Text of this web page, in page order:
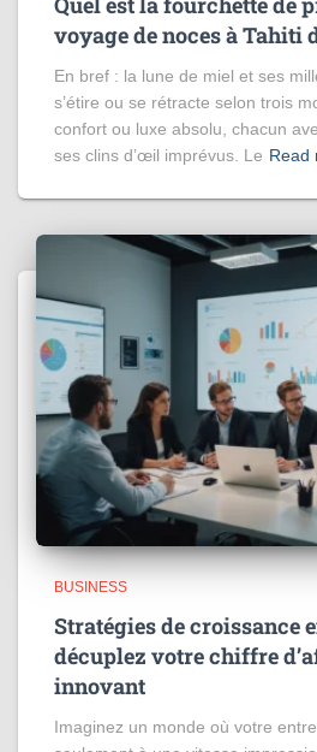
voyage de noces à Tahiti
En bref : la lune de miel et ses
s’étire ou se rétracte selon trois
confort ou luxe absolu, chacun
ses clins d’œil imprévus. Le Read
BUSINESS
Stratégies de croissance
décuplez votre chiffre
innovant
Imaginez un monde où votre